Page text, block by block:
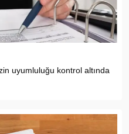
uyumluluğu kontrol altında